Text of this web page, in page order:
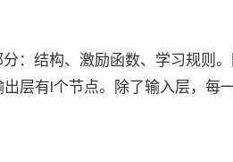
：结构、激励函数、学习规则。
层有l个节点。除了输入层，每